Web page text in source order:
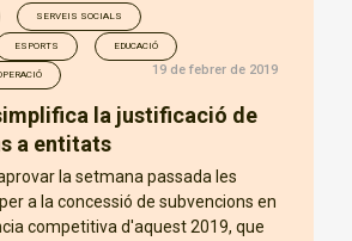
SERVEIS SOCIALS
ESPORTS EDUCACIÓ
19 de febrer de 2019
la justificació de
a entitats
la setmana passada les
a la concessió de subvencions en
competitiva d'aquest 2019, que